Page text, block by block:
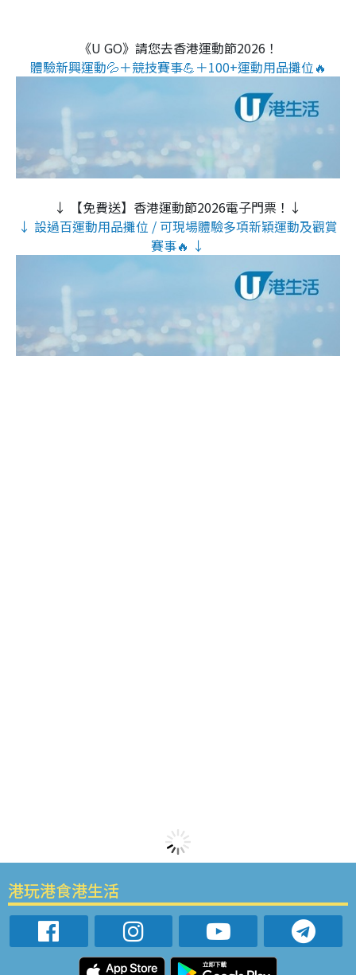
《U GO》請您去香港運動節2026！
體驗新興運動💦＋競技賽事💪＋100+運動用品攤位🔥
↓ 【免費送】香港運動節2026電子門票！↓
↓ 設過百運動用品攤位 / 可現場體驗多項新穎運動及觀賞
賽事🔥 ↓
港玩港食港生活